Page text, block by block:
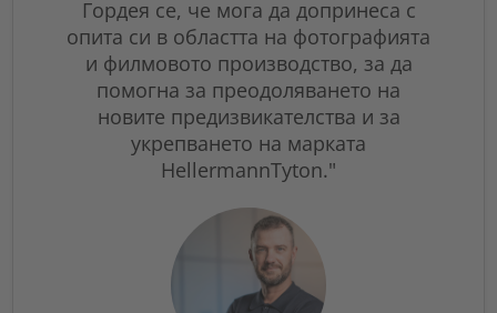
Гордея се, че мога да допринеса с
опита си в областта на фотографията
и филмовото производство, за да
помогна за преодоляването на
новите предизвикателства и за
укрепването на марката
HellermannTyton."